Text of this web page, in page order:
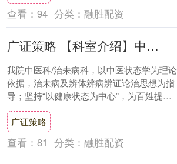
查看： 94 分类： 融胜配资
广证策略 【科室介绍】中医科：草本银针承古法，望闻问切护安康
我院中医科/治未病科，以中医状态学为理论
依据，治未病及辨体辨病辨证论治思想为指
导；坚持“以健康状态为中心”，为百姓提
供“防病、治病、康复”为一体的全方位、全
生命....
广证策略
查看： 81 分类： 融胜配资